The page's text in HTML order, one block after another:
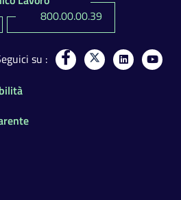
800.00.00.39
su